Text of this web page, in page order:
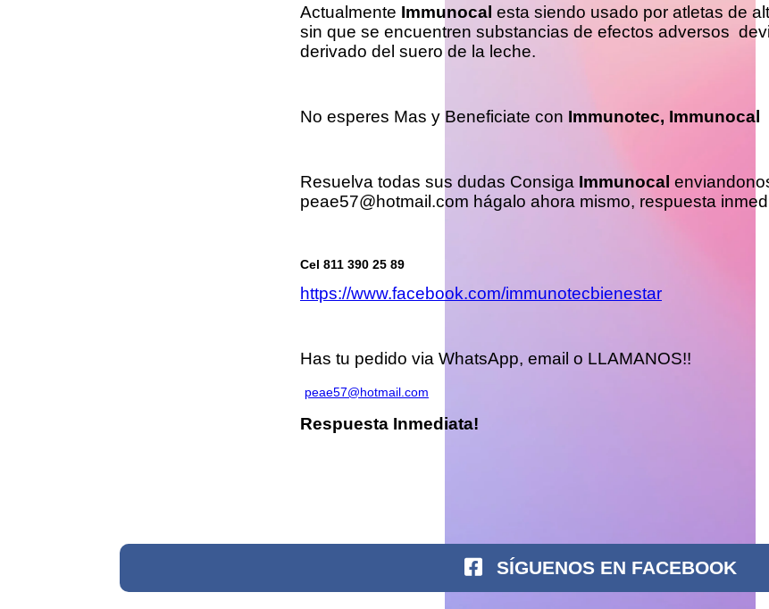
Actualmente Immunocal esta siendo usado por atletas de
sin que se encuentren substancias de efectos adversos
derivado del suero de la leche.
No esperes Mas y Beneficiate con Immunotec, Immunocal
Resuelva todas sus dudas Consiga Immunocal
peae57@hotmail.com hágalo ahora mismo, respuesta
Cel 811 390 25 89
https://www.facebook.com/immunotecbienestar
Has tu pedido via WhatsApp, email o LLAMANOS!!
peae57@hotmail.com
Respuesta Inmediata!
SÍGUENOS EN FACEBOOK